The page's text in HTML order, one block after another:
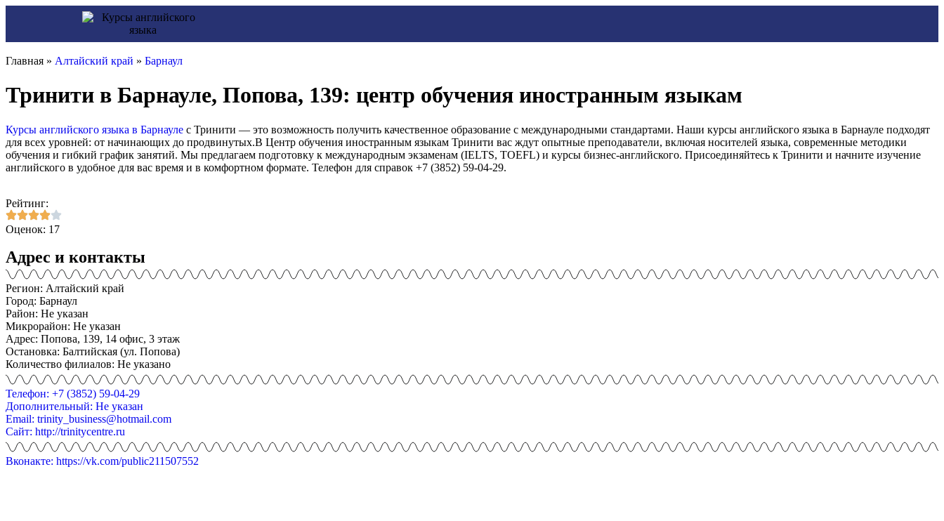
Главная » Алтайский край » Барнаул
Тринити в Барнауле, Попова, 139: центр обучения иностранным языкам
Курсы английского языка в Барнауле с Тринити — это возможность получить качественное образование с международными стандартами. Наши курсы английского языка в Барнауле подходят
для всех уровней: от начинающих до продвинутых.В Центр обучения иностранным языкам Тринити вас ждут опытные преподаватели, включая носителей языка, современные методики
обучения и гибкий график занятий. Мы предлагаем подготовку к международным экзаменам (IELTS, TOEFL) и курсы бизнес-английского. Присоединяйтесь к Тринити и начните изучение
английского в удобное для вас время и в комфортном формате. Телефон для справок +7 (3852) 59-04-29.
Рейтинг:
Оценок: 17
Адрес и контакты
Регион: Алтайский край
Город: Барнаул
Район: Не указан
Микрорайон: Не указан
Адрес: Попова, 139, 14 офис, 3 этаж
Остановка: Балтийская (ул. Попова)
Количество филиалов: Не указано
Телефон: +7 (3852) 59-04-29
Дополнительный: Не указан
Email: trinity_business@hotmail.com
Сайт: http://trinitycentre.ru
Вконакте: https://vk.com/public211507552